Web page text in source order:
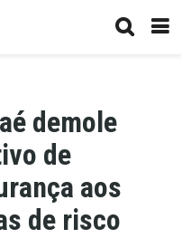
demole
de
aos
de risco